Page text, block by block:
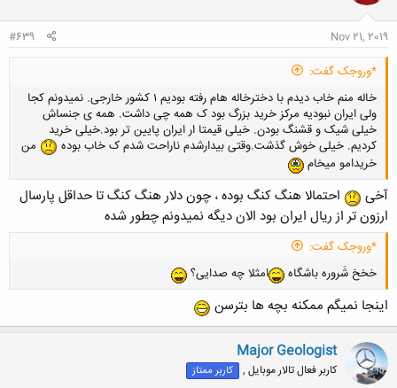
Nov 21, 2019
#639
*وروجک گفت:
خاله منم خاب دیدم با دخترخاله هام رفته بودیم ۱ کشور خارجی. نمیدونم کجا
ولی ایران نبودیه مرکز خرید بزرگ بود ک همه چی داشت. همه ی جنساش
خیلی شیک و قشنگ بودن. خیلی قیمتا ار ایران پایین تر بود.خیلی خرید
کردیم. خیلی خوش گذشت.وقتی بیدارشدم ناراحت شدم ک خاب بوده
من
خریدامو میخام
آخی
احتمالا هنگ کنگ بوده ، چون دلار هنگ کنگ تا حداقل پارسال
ارزون تر از ریال ایران بود الان دیگه نمیدونم چطور شده
*وروجک گفت:
خخخ شَروره باشگاه
امثلا چه صدایی؟
اینجا نمیگم ممکنه بچه ها بترسن
Major Geologist
کاربر فعال تالار موبایل , کاربر ممتاز